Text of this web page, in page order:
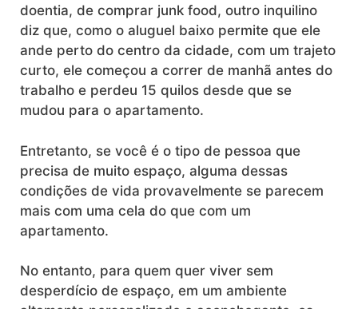
doentia, de comprar junk food, outro inquilino
diz que, como o aluguel baixo permite que ele
ande perto do centro da cidade, com um trajeto
curto, ele começou a correr de manhã antes do
trabalho e perdeu 15 quilos desde que se
mudou para o apartamento.
Entretanto, se você é o tipo de pessoa que
precisa de muito espaço, alguma dessas
condições de vida provavelmente se parecem
mais com uma cela do que com um
apartamento.
No entanto, para quem quer viver sem
desperdício de espaço, em um ambiente